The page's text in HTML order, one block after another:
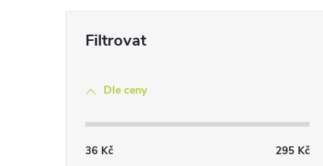
Dle ceny
36 Kč 295 Kč